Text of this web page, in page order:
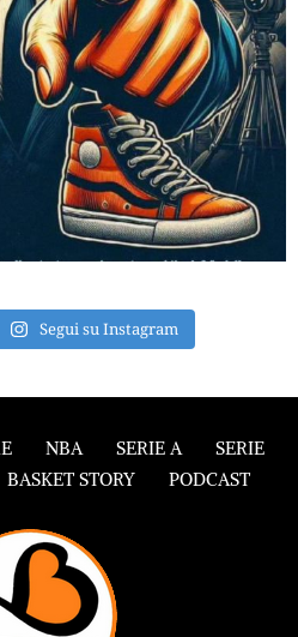
Segui su Instagram
NBA SERIE A
SERIE
BASKET STORY PODCAST